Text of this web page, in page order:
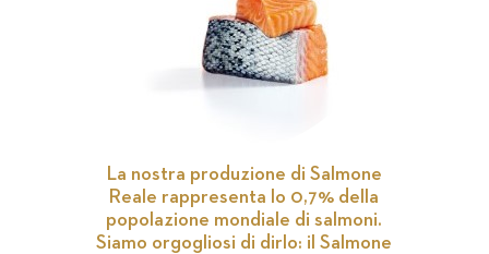
La nostra produzione di Salmone
Reale rappresenta lo 0,7% della
popolazione mondiale di salmoni.
Siamo orgogliosi di dirlo: il Salmone